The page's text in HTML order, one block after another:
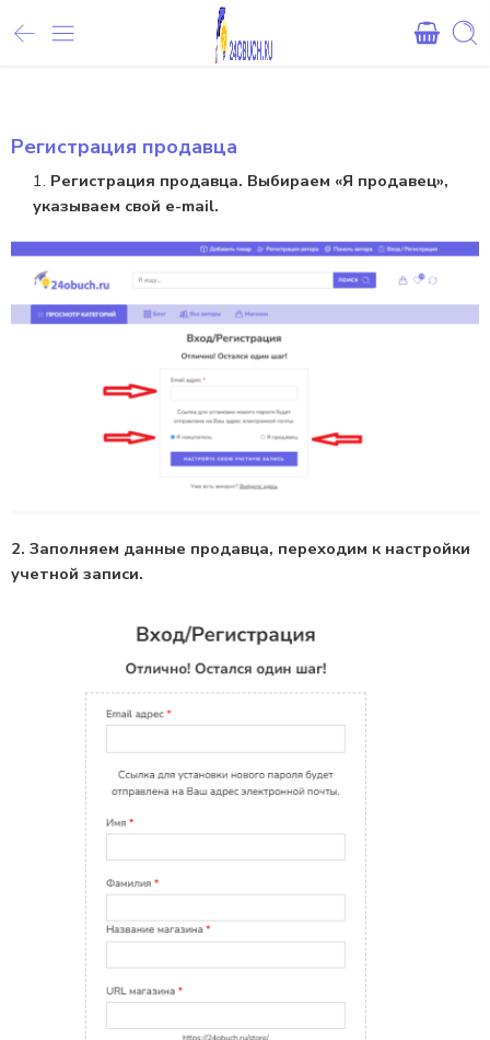
Внимание! При оплате картами Сбербанка, могут
Регистрация продавца
Регистрация продавца. Выбираем «Я продавец»,
указываем свой e-mail.
2. Заполняем данные продавца, переходим к настройки
учетной записи.